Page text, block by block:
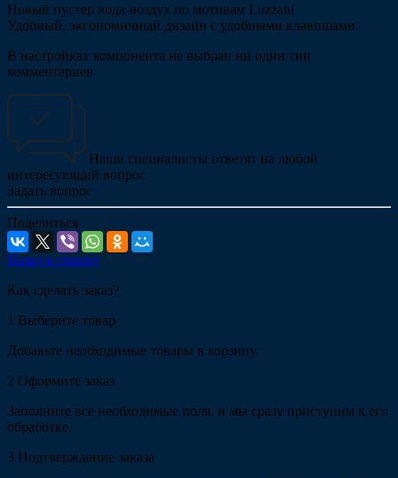
Новый пустер вода-воздух по мотивам Luzzani
Удобный, экгономичный дизайн с удобными клавишами.
В настройках компонента не выбран ни один тип
комментариев
Наши специалисты ответят на любой
интересующий вопрос
Задать вопрос
Поделиться
Назад к списку
Как сделать заказ?
1 Выберите товар
Добавьте необходимые товары в корзину.
2 Оформите заказ
Заполните все необходимые поля, и мы сразу приступим к его
обработке.
3 Подтверждение заказа